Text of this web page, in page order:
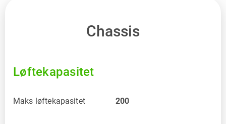
Chassis
Løftekapasitet
Maks løftekapasitet 200